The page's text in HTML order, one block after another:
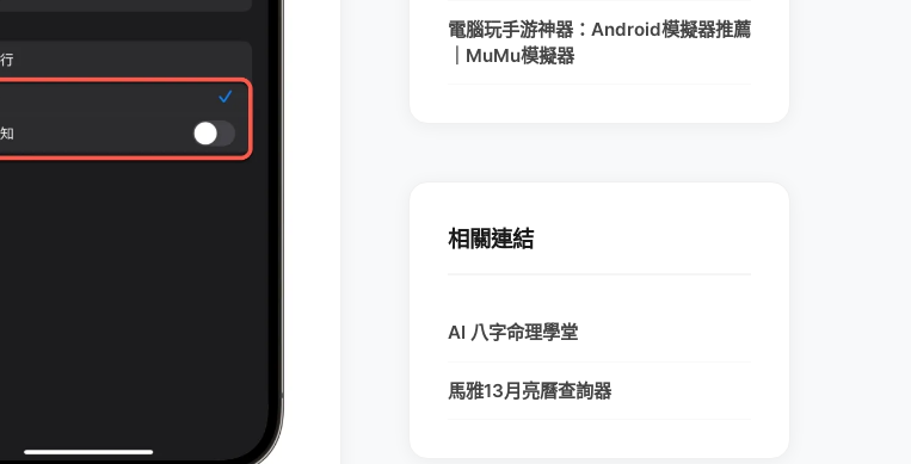
電腦玩手游神器：Android模擬器推薦
｜MuMu模擬器
相關連結
AI 八字命理學堂
馬雅13月亮曆查詢器